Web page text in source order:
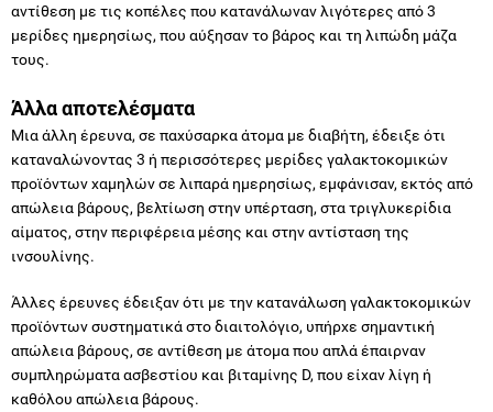
αντίθεση με τις κοπέλες που κατανάλωναν λιγότερες από 3
μερίδες ημερησίως, που αύξησαν το βάρος και τη λιπώδη μάζα
τους.
Άλλα αποτελέσματα
Μια άλλη έρευνα, σε παχύσαρκα άτομα με διαβήτη, έδειξε ότι
καταναλώνοντας 3 ή περισσότερες μερίδες γαλακτοκομικών
προϊόντων χαμηλών σε λιπαρά ημερησίως, εμφάνισαν, εκτός από
απώλεια βάρους, βελτίωση στην υπέρταση, στα τριγλυκερίδια
αίματος, στην περιφέρεια μέσης και στην αντίσταση της
ινσουλίνης.
Άλλες έρευνες έδειξαν ότι με την κατανάλωση γαλακτοκομικών
προϊόντων συστηματικά στο διαιτολόγιο, υπήρχε σημαντική
απώλεια βάρους, σε αντίθεση με άτομα που απλά έπαιρναν
συμπληρώματα ασβεστίου και βιταμίνης D, που είχαν λίγη ή
καθόλου απώλεια βάρους.